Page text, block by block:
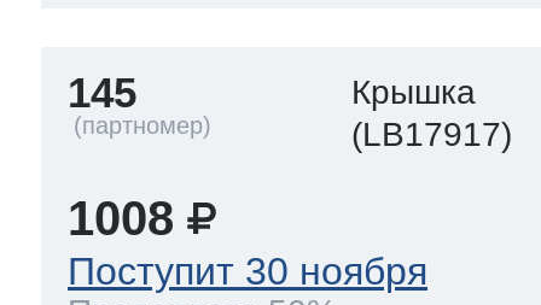
145
Крышка
(LB17917)
1008
Поступит 30 ноября